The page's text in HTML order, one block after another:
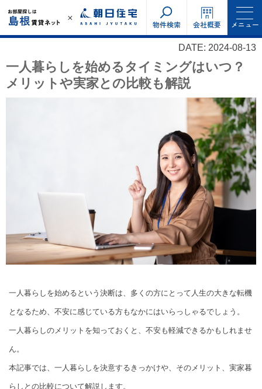
物件検索 会社概要 メニュー
DATE: 2024-08-13
一人暮らしを始めるタイミングはいつ？
メリットや実家との比較も解説
一人暮らしを始めるという決断は、多くの方にとって人生の大きな転機
となるため、不安に感じている方もなかにはいらっしゃるでしょう。
一人暮らしのメリットを知っておくと、不安も軽減できるかもしれませ
ん。
本記事では、一人暮らしを決意するきっかけや、そのメリット、実家暮
らしとの比較について解説します。